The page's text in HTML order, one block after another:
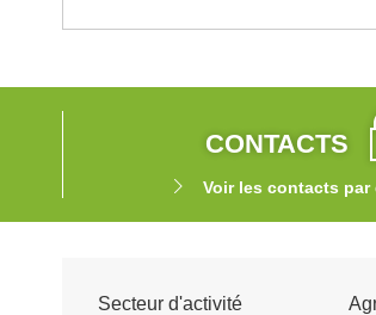
CONTACTS
Voir les contacts par
Secteur d'activité